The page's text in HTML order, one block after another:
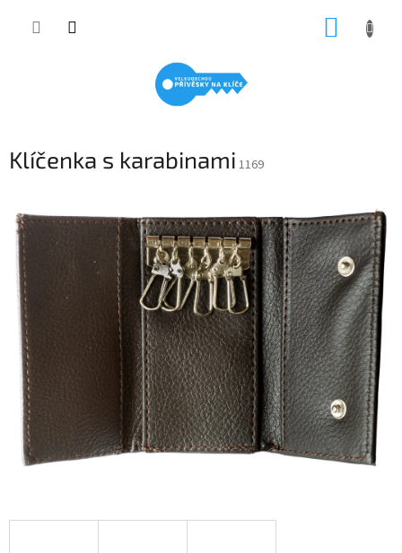
Klíčenka s karabinami 1169